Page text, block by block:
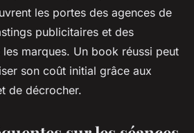
les portes des agences de
publicitaires et des
marques. Un book réussi peut
son coût initial grâce aux
de décrocher.